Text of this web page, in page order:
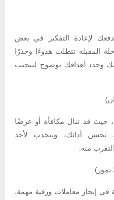
لإعادة التفكير في بعض
المقبلة تتطلب هدوءًا وحذرًا
وحدد أهدافك بوضوح لتتجنب
حيث قد تنال مكافأة أو عرضًا
بحسن أدائك، وتنجذب لأحد
منه.
إنجاز معاملات ورقية مهمة.